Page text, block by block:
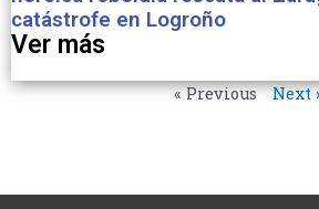
catástrofe en Logroño
Ver más
« Previous Next